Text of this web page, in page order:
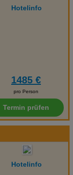
Hotelinfo
1485 €
pro Person
Termin prüfen
Hotelinfo